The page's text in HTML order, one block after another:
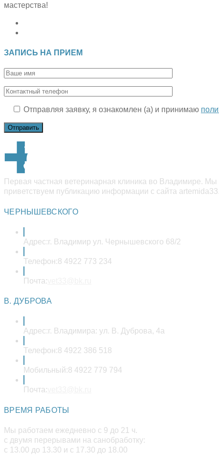
мастерства!
вкладке
новой
ЗАПИСЬ НА ПРИЕМ
Отправляя заявку, я ознакомлен (а) и принимаю
Первая частная ветеринарная клиника во Владимире.
приветствуем публикацию информации с сайта
ЧЕРНЫШЕВСКОГО
Адрес:г. Владимир ул. Чернышевского 68/2
Телефон:8 4922 773 234
Почта:
В. ДУБРОВА
Адрес:г. Владимира: ул. В. Дуброва, 4а
Телефон:8 4922 386 518
Мобильный:8 4922 779 794
Почта:
ВРЕМЯ РАБОТЫ
Мы работаем ежедневно с 9 до 21 ч.
с двумя перерывами на санобработку:
с 13.00 до 13.30 и с 17.30 до 18.00